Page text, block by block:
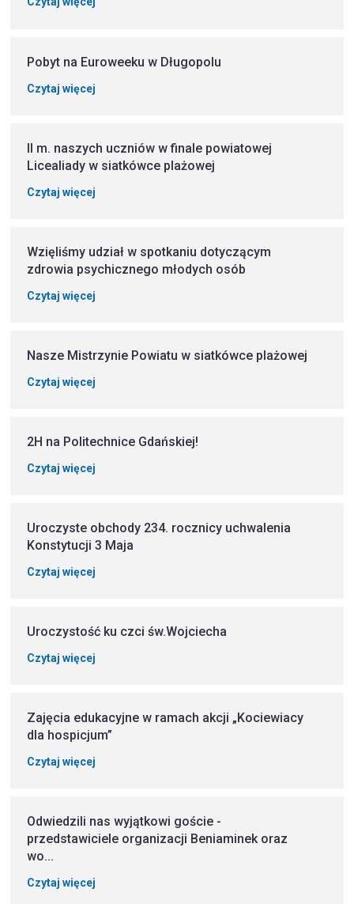
Pobyt na Euroweeku w Długopolu
Czytaj więcej
II m. naszych uczniów w finale powiatowej
Licealiady w siatkówce plażowej
Czytaj więcej
Wzięliśmy udział w spotkaniu dotyczącym
zdrowia psychicznego młodych osób
Czytaj więcej
Nasze Mistrzynie Powiatu w siatkówce plażowej
Czytaj więcej
2H na Politechnice Gdańskiej!
Czytaj więcej
Uroczyste obchody 234. rocznicy uchwalenia
Konstytucji 3 Maja
Czytaj więcej
Uroczystość ku czci św.Wojciecha
Czytaj więcej
Zajęcia edukacyjne w ramach akcji „Kociewiacy
dla hospicjum”
Czytaj więcej
Odwiedzili nas wyjątkowi goście -
przedstawiciele organizacji Beniaminek oraz
wo...
Czytaj więcej